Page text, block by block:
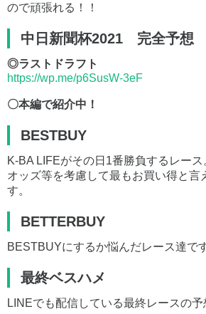
ので頑張れる！！
中日新聞杯2021 完全予想
◎ラストドラフト
https://wp.me/p6SusW-3eF
〇本編で紹介中！
BESTBUY
K-BA LIFEがその日1番勝負するレース
オッズ等を考慮して最もお買い得と言
す。
BETTERBUY
BESTBUYにするか悩んだレース達で
最終ベスハメ
LINEでも配信している最終レースの予